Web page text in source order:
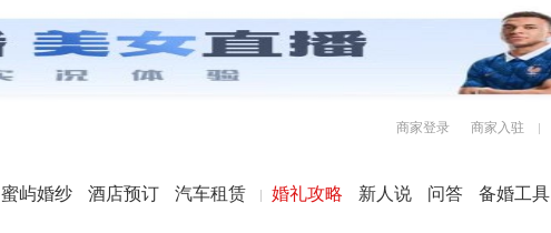
商家登录 商家入驻
蜜屿婚纱 酒店预订 汽车租赁 婚礼攻略 新人说 问答 备婚工具